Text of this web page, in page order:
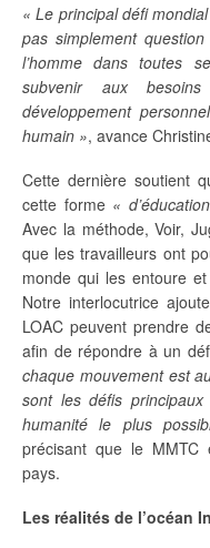
« Le principal défi
pas simplement
l’homme dans toutes
subvenir aux
développement
humain », avance
Cette dernière soutient
cette forme «
Avec la méthode, Voir,
que les travailleurs ont
monde qui les entoure
Notre interlocutrice
LOAC peuvent prendre
afin de répondre à un
chaque mouvement est
sont les défis
humanité le plus
précisant que le MMTC
pays.
Les réalités de l’océan